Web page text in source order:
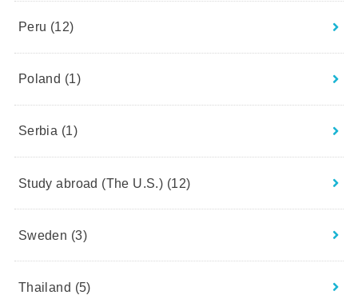
Peru (12)
Poland (1)
Serbia (1)
Study abroad (The U.S.) (12)
Sweden (3)
Thailand (5)